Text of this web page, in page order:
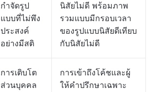
กำจัดรูป
แบบที่ไม่พึง
ประสงค์
อย่างมีสติ
นิสัยไม่ดี พร้อมภาพ
รวมแบบมีกรอบเวลา
ของรูปแบบนิสัยดีเทียบ
กับนิสัยไม่ดี
การเติบโต
ส่วนบุคคล
การเข้าถึงโค้ชและผู้
ให้คำปรึกษาเฉพาะ